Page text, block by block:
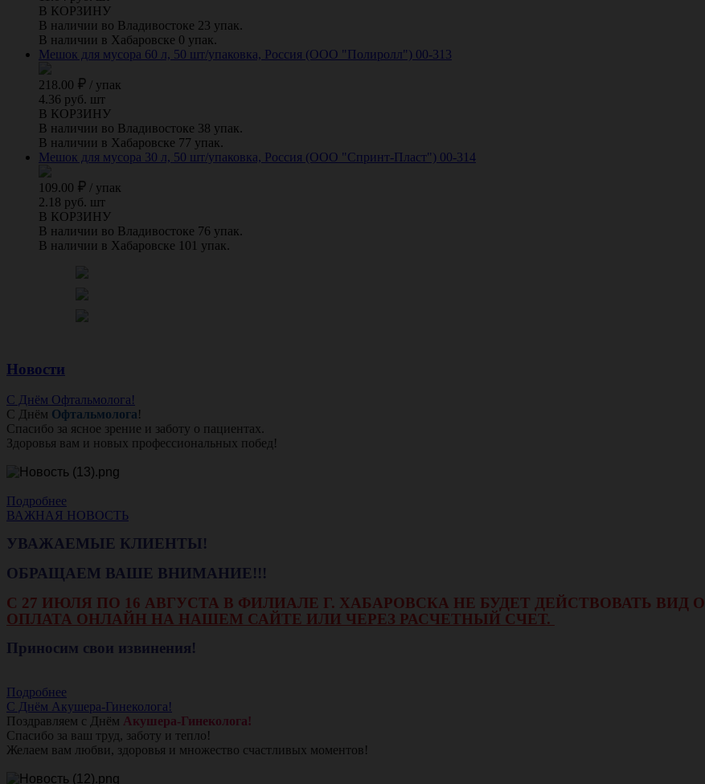
В КОРЗИНУ
В наличии во Владивостоке 23 упак.
В наличии в Хабаровске 0 упак.
Мешок для мусора 60 л, 50 шт/упаковка, Россия (ООО "Полиролл") 00-313
218.00 / упак
4.36 руб. шт
В КОРЗИНУ
В наличии во Владивостоке 38 упак.
В наличии в Хабаровске 77 упак.
Мешок для мусора 30 л, 50 шт/упаковка, Россия (ООО "Спринт-Пласт") 00-314
109.00 / упак
2.18 руб. шт
В КОРЗИНУ
В наличии во Владивостоке 76 упак.
В наличии в Хабаровске 101 упак.
Новости
С Днём Офтальмолога!
С Днём Офтальмолога!
Спасибо за ясное зрение и заботу о пациентах.
Здоровья вам и новых профессиональных побед!
Подробнее
ВАЖНАЯ НОВОСТЬ
УВАЖАЕМЫЕ КЛИЕНТЫ!
ОБРАЩАЕМ ВАШЕ ВНИМАНИЕ!!!
С 27 ИЮЛЯ ПО 16 АВГУСТА В ФИЛИАЛЕ Г. ХАБАРОВСКА НЕ БУДЕТ ДЕЙСТВОВАТЬ
ОПЛАТА ОНЛАЙН НА НАШЕМ САЙТЕ ИЛИ ЧЕРЕЗ РАСЧЕТНЫЙ СЧЕТ.
Приносим свои извинения!
Подробнее
С Днём Акушера-Гинеколога!
Поздравляем с Днём Акушера-Гинеколога!
Спасибо за ваш труд, заботу и тепло!
Желаем вам любви, здоровья и множество счастливых моментов!